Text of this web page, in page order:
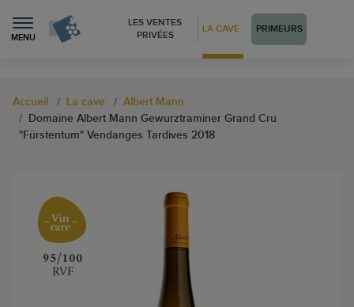
MENU
LES VENTES
PRIVÉES
LA CAVE PRIMEURS
Accueil La cave
Albert Mann
Domaine Albert Mann Gewurztraminer Grand Cru
"Fürstentum" Vendanges Tardives 2018
‍95/100
RVF